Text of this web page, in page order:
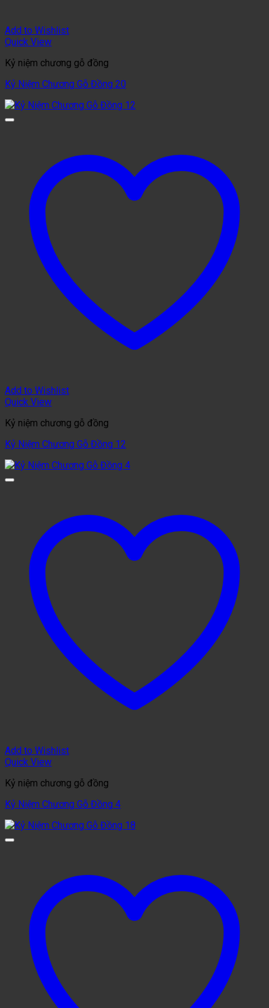
Add to Wishlist
Quick View
Kỷ niệm chương gỗ đồng
Kỷ Niệm Chương Gỗ Đồng 20
Add to Wishlist
Quick View
Kỷ niệm chương gỗ đồng
Kỷ Niệm Chương Gỗ Đồng 12
Add to Wishlist
Quick View
Kỷ niệm chương gỗ đồng
Kỷ Niệm Chương Gỗ Đồng 4